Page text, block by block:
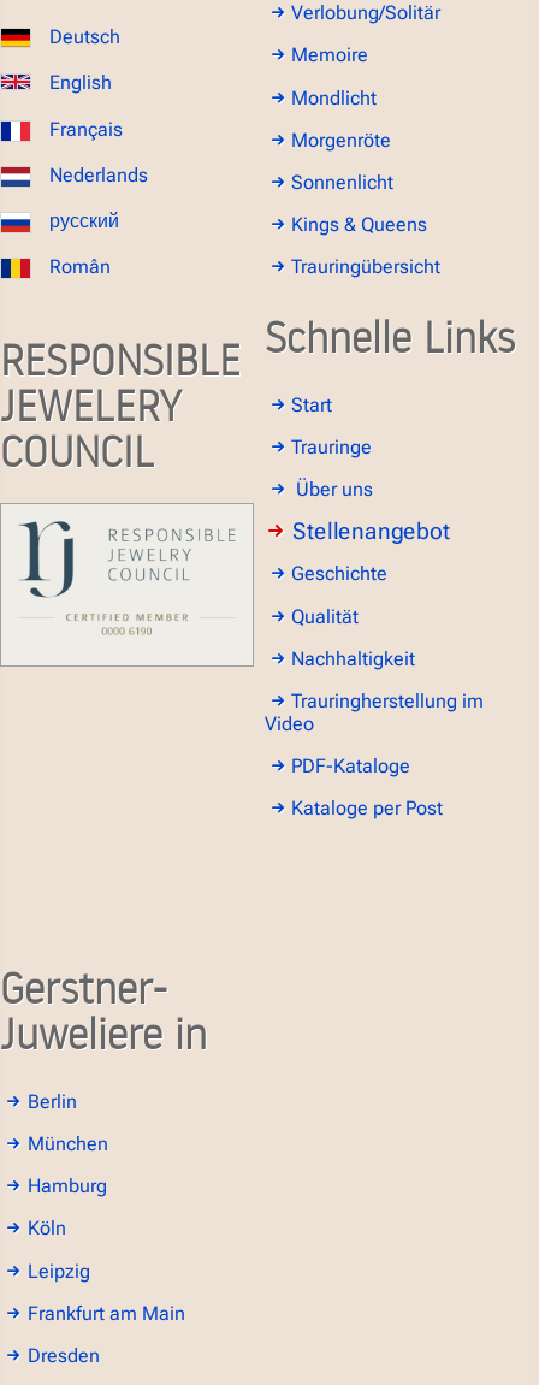
Deutsch
English
Français
Nederlands
русский
Român
RESPONSIBLE
JEWELERY
COUNCIL
Verlobung/Solitär
Memoire
Mondlicht
Morgenröte
Sonnenlicht
Kings & Queens
Trauringübersicht
Schnelle Links
Start
Trauringe
Über uns
Stellenangebot
Geschichte
Qualität
Nachhaltigkeit
Trauringherstellung im
Video
PDF-Kataloge
Kataloge per Post
Gerstner-
Juweliere in
Berlin
München
Hamburg
Köln
Leipzig
Frankfurt am Main
Dresden